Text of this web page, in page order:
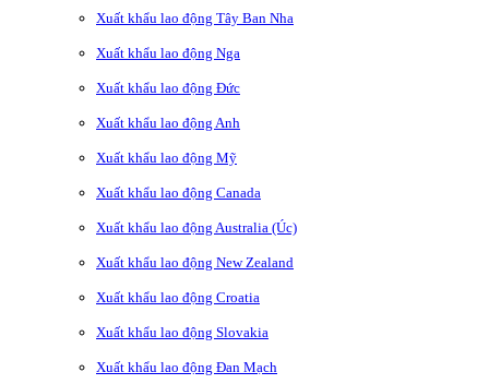
Xuất khẩu lao động Tây Ban Nha
Xuất khẩu lao động Nga
Xuất khẩu lao động Đức
Xuất khẩu lao động Anh
Xuất khẩu lao động Mỹ
Xuất khẩu lao động Canada
Xuất khẩu lao động Australia (Úc)
Xuất khẩu lao động New Zealand
Xuất khẩu lao động Croatia
Xuất khẩu lao động Slovakia
Xuất khẩu lao động Đan Mạch